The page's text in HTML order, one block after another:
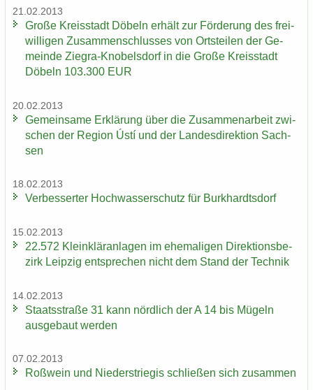
21.02.2013
Große Kreis­stadt Dö­beln er­hält zur För­de­rung des frei­
wil­li­gen Zu­sam­men­schlus­ses von Orts­tei­len der Ge­
mein­de Ziegra-​Knobelsdorf in die Große Kreis­stadt
Dö­beln 103.300 EUR
20.02.2013
Ge­mein­sa­me Er­klä­rung über die Zu­sam­men­ar­beit zwi­
schen der Re­gi­on Ústí und der Lan­des­di­rek­ti­on Sach­
sen
18.02.2013
Ver­bes­ser­ter Hoch­was­ser­schutz für Burk­hardts­dorf
15.02.2013
22.572 Klein­klär­an­la­gen im ehe­ma­li­gen Di­rek­ti­ons­be­
zirk Leip­zig ent­spre­chen nicht dem Stand der Tech­nik
14.02.2013
Staats­stra­ße 31 kann nörd­lich der A 14 bis Mü­geln
aus­ge­baut wer­den
07.02.2013
Roß­wein und Nie­der­s­trie­gis schlie­ßen sich zu­sam­men